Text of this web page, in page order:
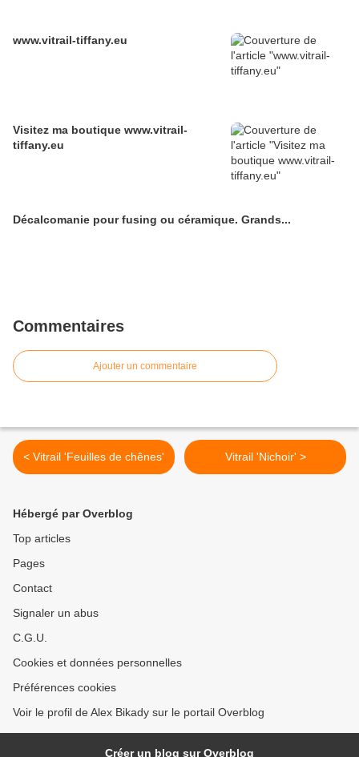
www.vitrail-tiffany.eu
Visitez ma boutique www.vitrail-
tiffany.eu
Décalcomanie pour fusing ou céramique. Grands...
Commentaires
Ajouter un commentaire
< Vitrail 'Feuilles de chênes' Vitrail 'Nichoir' >
Hébergé par Overblog
Top articles
Pages
Contact
Signaler un abus
C.G.U.
Cookies et données personnelles
Préférences cookies
Voir le profil de Alex Bikady sur le portail Overblog
Créer un blog sur Overblog